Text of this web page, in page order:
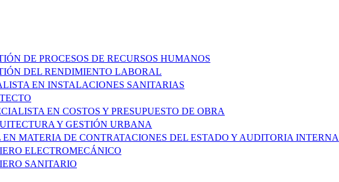
DE PROCESOS DE RECURSOS HUMANOS
DEL RENDIMIENTO LABORAL
EN INSTALACIONES SANITARIAS
EN COSTOS Y PRESUPUESTO DE OBRA
Y GESTIÓN URBANA
MATERIA DE CONTRATACIONES DEL ESTADO Y AUDITORIA INTERNA
ELECTROMECÁNICO
SANITARIO